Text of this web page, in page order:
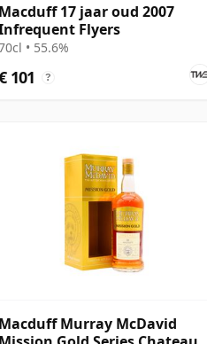
Macduff 17 jaar oud 2007
Flyers
• 55.6%
101 ?
Macduff Murray McDavid